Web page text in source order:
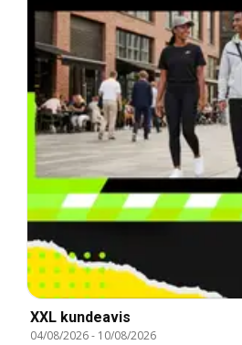
XXL kundeavis
04/08/2026- 10/08/2026